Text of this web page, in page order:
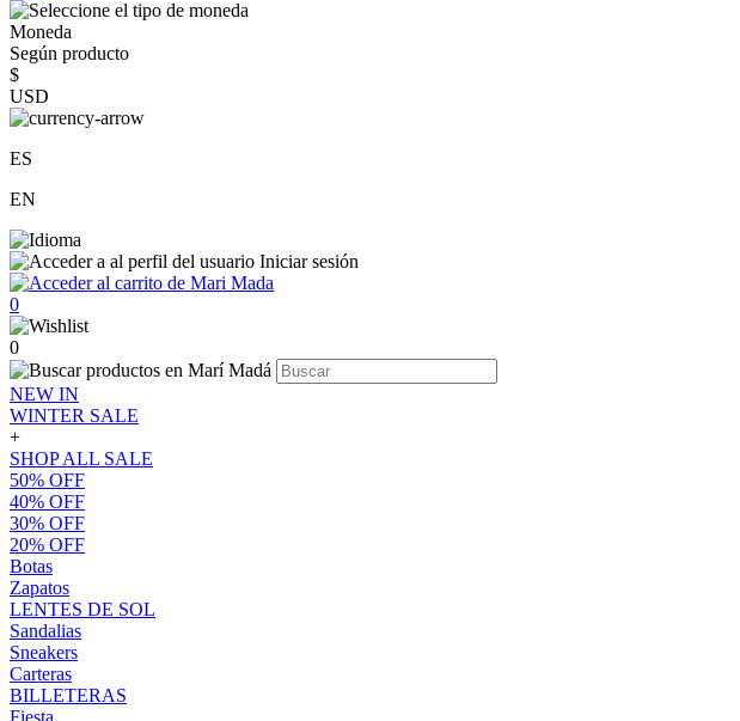
Moneda
Según producto
$
USD
ES
EN
Iniciar sesión
0
0
NEW IN
WINTER SALE
+
SHOP ALL SALE
50% OFF
40% OFF
30% OFF
20% OFF
Botas
Zapatos
LENTES DE SOL
Sandalias
Sneakers
Carteras
BILLETERAS
Fiesta